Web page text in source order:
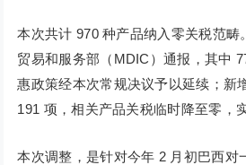
本次共计 970 种产品纳入零关税范畴
贸易和服务部（MDIC）通报，其中
惠政策经本次常规决议予以延续；新
191 项，相关产品关税临时降至零，
本次调整，是针对今年 2 月初巴西对